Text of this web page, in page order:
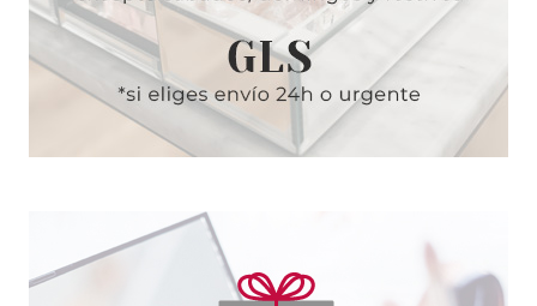
MASCARILLA HIGIÉNICA DE 40
USOS LIQUIDACIÓN!!
Pvr 16.99€
-79%
desde
3.55€